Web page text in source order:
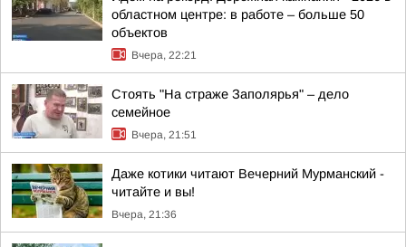
областном центре: в работе – больше 50
объектов
Вчера, 22:21
Стоять "На страже Заполярья" – дело
семейное
Вчера, 21:51
Даже котики читают Вечерний Мурманский -
читайте и вы!
Вчера, 21:36